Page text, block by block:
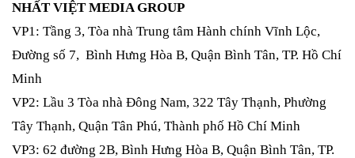
NHẤT VIỆT MEDIA GROUP
VP1: Tầng 3, Tòa nhà Trung tâm Hành chính Vĩnh Lộc,
Đường số 7, Bình Hưng Hòa B, Quận Bình Tân, TP. Hồ Chí
Minh
VP2: Lầu 3 Tòa nhà Đông Nam, 322 Tây Thạnh, Phường
Tây Thạnh, Quận Tân Phú, Thành phố Hồ Chí Minh
VP3: 62 đường 2B, Bình Hưng Hòa B, Quận Bình Tân, TP.